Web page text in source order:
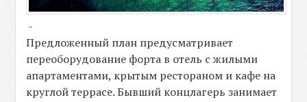
-
Предложенный план предусматривает
переоборудование форта в отель с жилыми
апартаментами, крытым рестораном и кафе на
круглой террасе. Бывший концлагерь занимает